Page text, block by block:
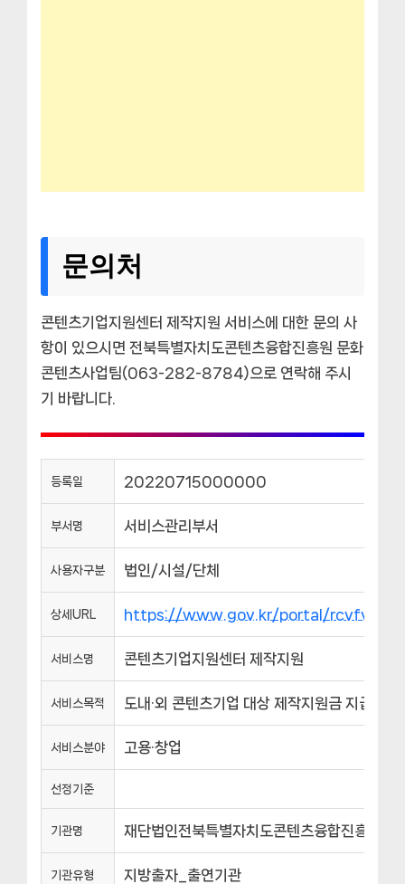
문의처
콘텐츠기업지원센터 제작지원 서비스에 대한 문의 사
항이 있으시면 전북특별자치도콘텐츠융합진흥원 문화
콘텐츠사업팀(063-282-8784)으로 연락해 주시
기 바랍니다.
등록일 20220715000000
부서명 서비스관리부서
사용자구분 법인/시설/단체
상세URL https://www.gov.kr/portal/
서비스명 콘텐츠기업지원센터 제작지원
서비스목적 도내·외 콘텐츠기업 대상 제작지원금 지급
서비스분야 고용·창업
선정기준
기관명 재단법인전북특별자치도콘텐츠융합진흥원
기관유형 지방출자_출연기관